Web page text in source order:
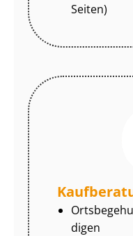
Seiten)
di­gen